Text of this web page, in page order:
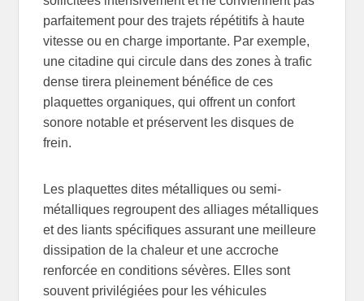
parfaitement pour des trajets répétitifs à haute
vitesse ou en charge importante. Par exemple,
une citadine qui circule dans des zones à trafic
dense tirera pleinement bénéfice de ces
plaquettes organiques, qui offrent un confort
sonore notable et préservent les disques de
frein.
Les plaquettes dites métalliques ou semi-
métalliques regroupent des alliages métalliques
et des liants spécifiques assurant une meilleure
dissipation de la chaleur et une accroche
renforcée en conditions sévères. Elles sont
souvent privilégiées pour les véhicules